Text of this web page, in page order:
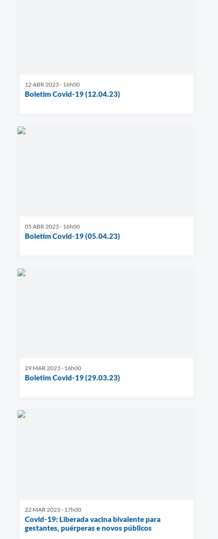
12 ABR 2023 - 16h00
Boletim Covid-19 (12.04.23)
05 ABR 2023 - 16h00
Boletim Covid-19 (05.04.23)
29 MAR 2023 - 16h00
Boletim Covid-19 (29.03.23)
22 MAR 2023 - 17h00
Covid-19: Liberada vacina bivalente para
gestantes, puérperas e novos públicos